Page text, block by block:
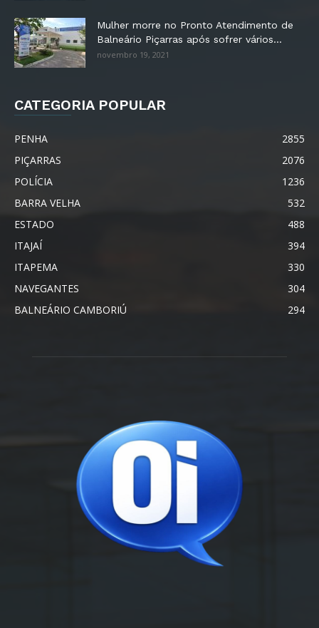
Mulher morre no Pronto Atendimento de
Balneário Piçarras após sofrer vários...
novembro 19, 2021
CATEGORIA POPULAR
PENHA
2855
PIÇARRAS
2076
POLÍCIA
1236
BARRA VELHA
532
ESTADO
488
ITAJAÍ
394
ITAPEMA
330
NAVEGANTES
304
BALNEÁRIO CAMBORIÚ
294